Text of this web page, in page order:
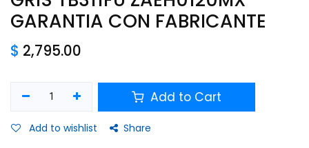
GARANTIA CON FABRICANTE
$ 2,795.00
Add to Cart
Add to wishlist Share